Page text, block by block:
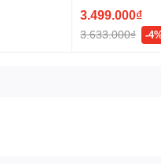
3.499.000₫
3.633.000₫ -